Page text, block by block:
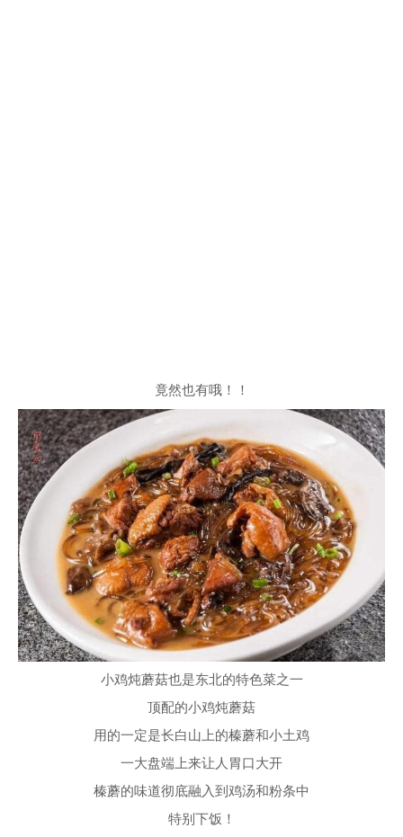
竟然也有哦！！
小鸡炖蘑菇也是东北的特色菜之一
顶配的小鸡炖蘑菇
用的一定是长白山上的榛蘑和小土鸡
一大盘端上来让人胃口大开
榛蘑的味道彻底融入到鸡汤和粉条中
特别下饭！